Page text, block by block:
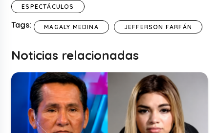
ESPECTÁCULOS
Tags: MAGALY MEDINA JEFFERSON FARFÁN
Noticias relacionadas